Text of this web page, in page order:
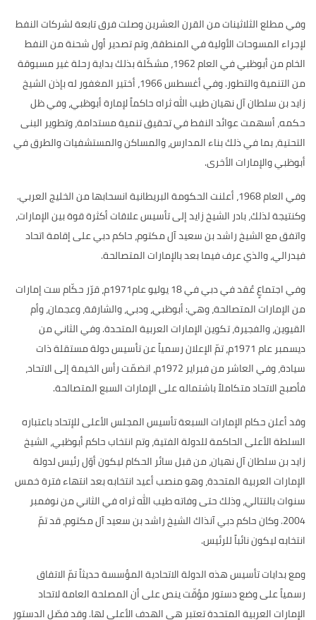
وفي مطلع الثلاثينات من القرن العشرين وصلت فرق تابعة لشركات النفط
لإجراء المسوحات الأولية في المنطقة، وتم تصدير أول شحنة من النفط
الخام من أبوظبي في العام1962، مشكّلة بذلك بداية رحلة غير مسبوقة
من التنمية والتطور.وفي أغسطس1966، أختير المغفور له بإذن الشيخ
زايد بن سلطان آل نهيان طيب الله ثراه حاكماً لإمارة أبوظبي، وفي ظل
حكمه، أسهمت عوائد النفط في تحقيق تنمية مستدامة، وتطوير البنى
التحتية، بما في ذلك بناء المدارس، والمساكن والمستشفيات والطرق في
أبوظبي والإمارات الأخرى.
وفي العام1968، أعلنت الحكومة البريطانية انسحابها من الخليج العربي.
وكنتيجة لذلك، بادر الشيخ زايد إلى تأسيس علاقات أكثرة قوة بين الإمارات،
واتفق مع الشيخ راشد بن سعيد آل مكتوم، حاكم دبي على إقامة اتحاد
فيدرالي، والذي عرف فيما بعد بالإمارات المتصالحة.
وفي اجتماعٍ عُقد في دبي في18يوليو عام1971م، قرّر حكّام ست إمارات
من الإمارات المتصالحة، وهي:أبوظبي، ودبي، والشارقة، وعجمان، وأم
القيوين، والفجيرة، تكوين الإمارات العربية المتحدة.وفي الثاني من
ديسمبر عام1971م، تمّ الإعلان رسمياً عن تأسيس دولة مستقلة ذات
سيادة، وفي العاشر من فبراير 1972م، انضمّت رأس الخيمة إلى الاتحاد،
فأصبح الاتحاد متكاملاً باشتماله على الإمارات السبع المتصالحة.
وقد أعلن حكام الإمارات السبعة تأسيس المجلس الأعلى للإتحاد باعتباره
السلطة الأعلى الحاكمة للدولة الفتية، وتم انتخاب حاكم أبوظبي، الشيخ
زايد بن سلطان آل نهيان، من قبل سائر الحكام ليكون أوّل رئيس لدولة
الإمارات العربية المتحدة، وهو منصب أعيد انتخابه بعد انتهاء فترة خمس
سنوات بالتتالي، وذلك حتى وفاته طيب الله ثراه في الثاني من نوفمبر
2004. وكان حاكم دبي آنذاك الشيخ راشد بن سعيد آل مكتوم، قد تمّ
انتخابه ليكون نائباً للرئيس.
ومع بدايات تأسيس هذه الدولة الاتحادية المؤسسة حديثاً تمّ الاتفاق
رسمياً على وضع دستور مؤقّت ينص على أن المصلحة العامة لاتحاد
الإمارات العربية المتحدة تعتبر هي الهدف الأعلى لها.وقد فصّل الدستور